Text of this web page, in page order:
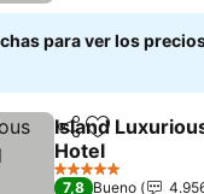
para ver los
Compartir
Añadir a
Island
Hotel
5 Estrellas
7,8 Bueno